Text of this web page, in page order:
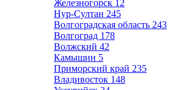
Железногорск 12
Нур-Султан 245
Волгоградская область 243
Волгоград 178
Волжский 42
Камышин 5
Приморский край 235
Владивосток 148